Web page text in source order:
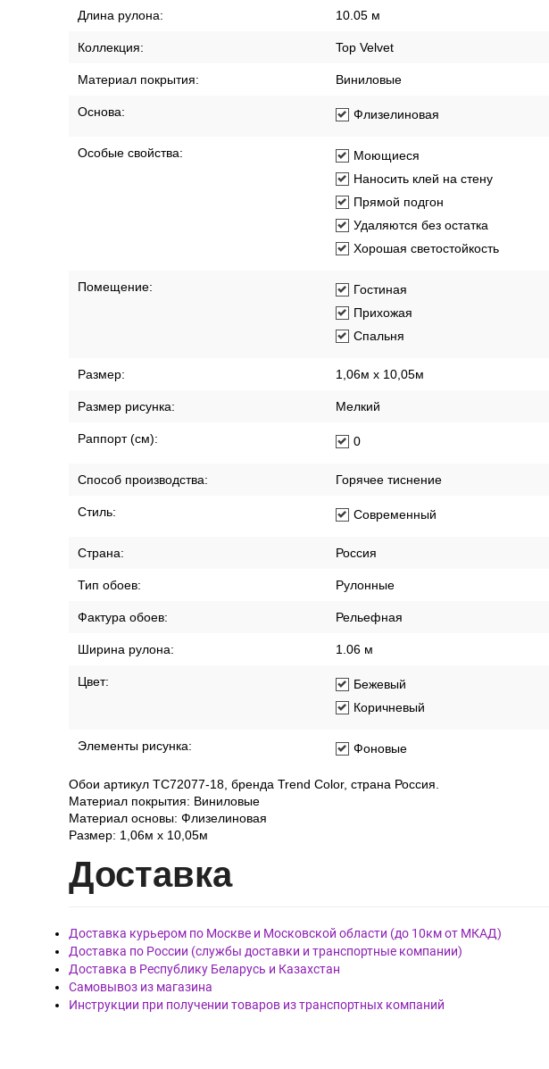
Длина рулона: 10.05 м
Коллекция: Top Velvet
Материал покрытия: Виниловые
Основа: Флизелиновая
Особые свойства:
Моющиеся
Наносить клей на стену
Прямой подгон
Удаляются без остатка
Хорошая светостойкость
Помещение:
Гостиная
Прихожая
Спальня
Размер: 1,06м х 10,05м
Размер рисунка: Мелкий
Раппорт (см): 0
Способ производства: Горячее тиснение
Стиль: Современный
Страна: Россия
Тип обоев: Рулонные
Фактура обоев: Рельефная
Ширина рулона: 1.06 м
Цвет:
Бежевый
Коричневый
Элементы рисунка: Фоновые
Обои артикул TC72077-18, бренда Trend Color, страна Россия.
Материал покрытия: Виниловые
Материал основы: Флизелиновая
Размер: 1,06м х 10,05м
Доставка
Доставка курьером по Москве и Московской области (до 10км от МКАД)
Доставка по России (службы доставки и транспортные компании)
Доставка в Республику Беларусь и Казахстан
Самовывоз из магазина
Инструкции при получении товаров из транспортных компаний